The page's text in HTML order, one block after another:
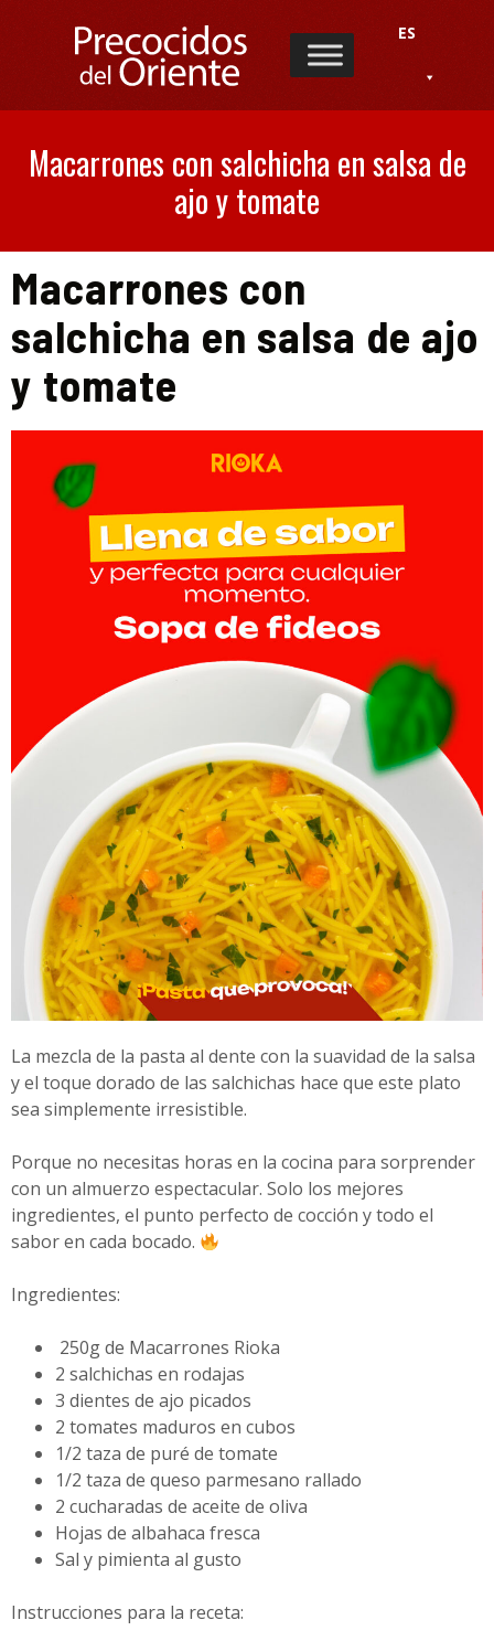
ES
Macarrones con salchicha en salsa de
ajo y tomate
Macarrones con
salchicha en salsa de ajo
y tomate
La mezcla de la pasta al dente con la suavidad de la salsa
y el toque dorado de las salchichas hace que este plato
sea simplemente irresistible.
Porque no necesitas horas en la cocina para sorprender
con un almuerzo espectacular. Solo los mejores
ingredientes, el punto perfecto de cocción y todo el
sabor en cada bocado.
Ingredientes:
250g de Macarrones Rioka
2 salchichas en rodajas
3 dientes de ajo picados
2 tomates maduros en cubos
1/2 taza de puré de tomate
1/2 taza de queso parmesano rallado
2 cucharadas de aceite de oliva
Hojas de albahaca fresca
Sal y pimienta al gusto
Instrucciones para la receta: